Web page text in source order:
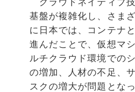
クラウドネイティブ
基盤が複雑化し、さま
に日本では、コンテナ
進んだことで、仮想マ
ルチクラウド環境での
の増加、人材の不足、
スクの増大が問題となっ